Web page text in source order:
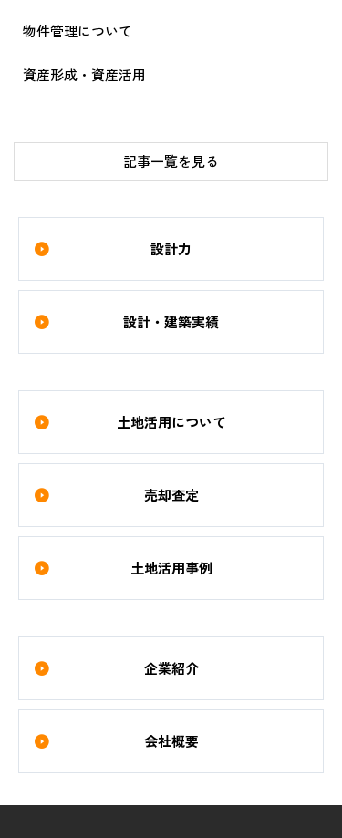
物件管理について
資産形成・資産活用
記事一覧を見る
設計力
設計・建築実績
土地活用について
売却査定
土地活用事例
企業紹介
会社概要